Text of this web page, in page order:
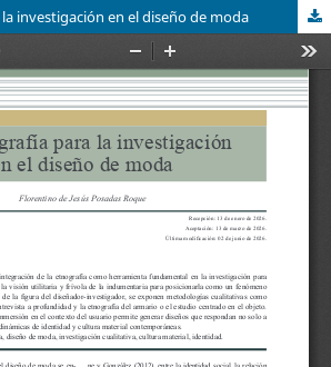
investigación en el diseño de moda